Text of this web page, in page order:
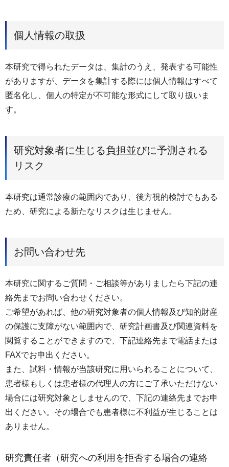
個人情報の取扱
本研究で得られたデータは、集計のうえ、発表する可能性
がありますが、データを集計する際には個人情報はすべて
匿名化し、個人の特定が不可能な形式にして取り扱いま
す。
研究対象者に生じる負担並びに予測される
リスク
本研究は通常診療の範囲内であり、後方視的検討でもある
ため、研究による新たなリスクは生じません。
お問い合わせ先
本研究に関するご質問・ご相談等がありましたら下記の連
絡先までお問い合わせください。
ご希望があれば、他の研究対象者の個人情報及び知的財産
の保護に支障がない範囲内で、研究計画書及び関連資料を
閲覧することができますので、下記連絡先まで電話または
FAXでお申出ください。
また、試料・情報が当該研究に用いられることについて、
患者様もしくは患者様の代理人の方にご了承いただけない
場合には研究対象としませんので、下記の連絡先までお申
出ください。その場合でも患者様に不利益が生じることは
ありません。
研究責任者（研究への利用を拒否する場合の連絡